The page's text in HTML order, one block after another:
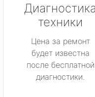
Диагностика
техники
Цена за ремонт
будет известна
после бесплатной
диагностики.